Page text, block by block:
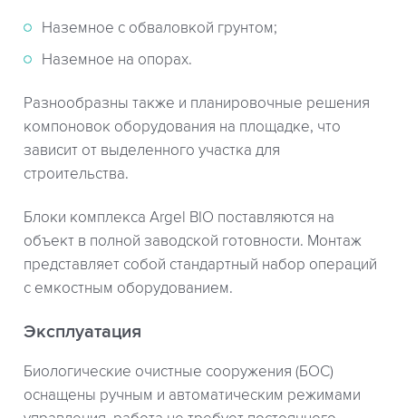
Наземное с обваловкой грунтом;
Наземное на опорах.
Разнообразны также и планировочные решения
компоновок оборудования на площадке, что
зависит от выделенного участка для
строительства.
Блоки комплекса Argel BIO поставляются на
объект в полной заводской готовности. Монтаж
представляет собой стандартный набор операций
с емкостным оборудованием.
Эксплуатация
Биологические очистные сооружения (БОС)
оснащены ручным и автоматическим режимами